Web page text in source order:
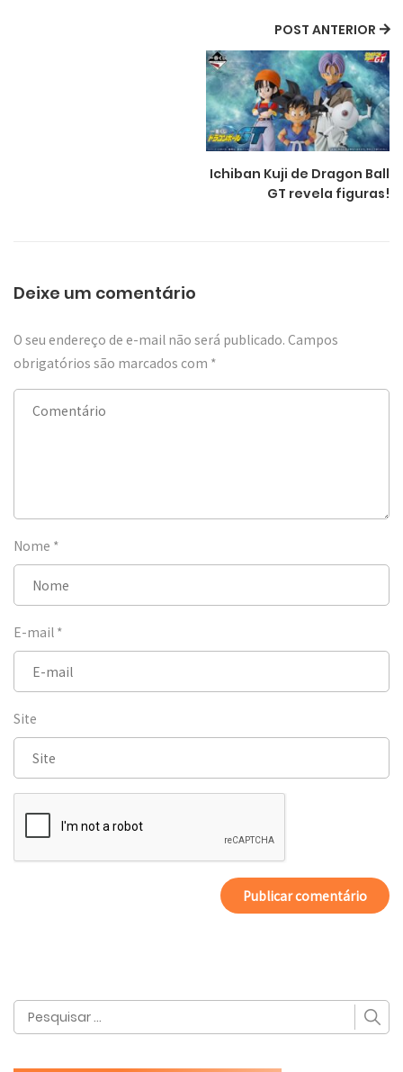
POST ANTERIOR
Ichiban Kuji de Dragon Ball
GT revela figuras!
Deixe um comentário
O seu endereço de e-mail não será publicado. Campos
obrigatórios são marcados com *
Nome *
E-mail *
Site